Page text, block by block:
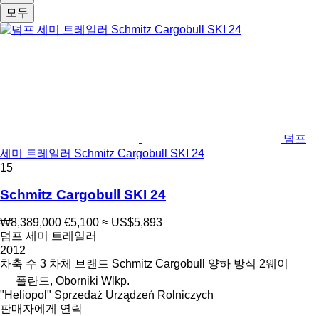
모두
덤프
세미 트레일러 Schmitz Cargobull SKI 24
15
Schmitz Cargobull SKI 24
₩8,389,000 €5,100 ≈ US$5,893
덤프 세미 트레일러
2012
차축 수 3 차체 브랜드 Schmitz Cargobull 양하 방식 2웨이
폴란드, Oborniki Wlkp.
"Heliopol" Sprzedaż Urządzeń Rolniczych
판매자에게 연락